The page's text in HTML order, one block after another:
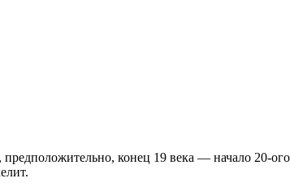
конец 19 века — начало 20-